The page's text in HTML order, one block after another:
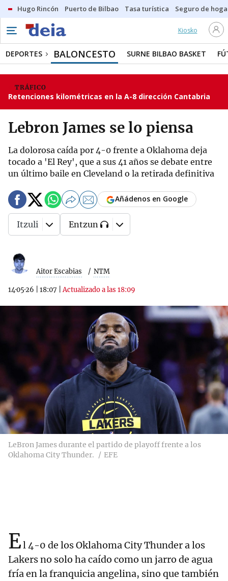
Hugo Rincón Puerto de Bilbao Tasa turística Seguro de
Kiosko
DEPORTES BALONCESTO SURNE BILBAO BASKET
TRÁFICO
Retenciones kilométricas en la A-8 dirección Cantabria
Lebron James se lo piensa
La dolorosa caída por 4-0 frente a Oklahoma deja
tocado a 'El Rey', que a sus 41 años se debate entre
un último baile en Cleveland o la retirada definitiva
Aitor Escabias NTM
14·05·26 18:07 |Actualizado a las 18:09
Añádenos en Google
Itzuli Entzun
LeBron James durante el partido de playoff frente a los
Oklahoma City Thunder.
EFE
El 4-0 de los Oklahoma City Thunder a los
Lakers no solo ha caído como un jarro de agua
fríaen la franquicia angelina, sino que también